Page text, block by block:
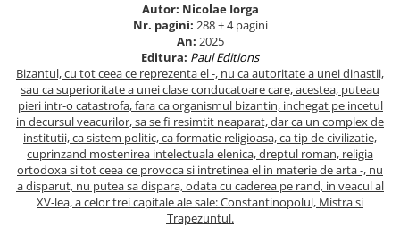
Politică/Geopolitică
Proză
Psihologie
Sociologie
Spiritualitate/Ezoterism
Sport
Autor: Nicolae Iorga
Nr. pagini: 288 + 4 pagini
An: 2025
Editura: Paul Editions
Bizantul, cu tot ceea ce reprezenta el -, nu ca autoritate a unei dinastii,
sau ca superioritate a unei clase conducatoare care, acestea, puteau
pieri intr-o catastrofa, fara ca organismul bizantin, inchegat pe incetul
in decursul veacurilor, sa se fi resimtit neaparat, dar ca un complex de
institutii, ca sistem politic, ca formatie religioasa, ca tip de civilizatie,
cuprinzand mostenirea intelectuala elenica, dreptul roman, religia
ortodoxa si tot ceea ce provoca si intretinea el in materie de arta -, nu
a disparut, nu putea sa dispara, odata cu caderea pe rand, in veacul al
XV-lea, a celor trei capitale ale sale: Constantinopolul, Mistra si
Trapezuntul.